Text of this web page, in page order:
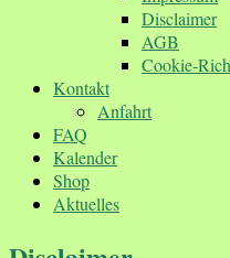
Disclaimer
AGB
Cookie-
Kontakt
Anfahrt
FAQ
Kalender
Shop
Aktuelles